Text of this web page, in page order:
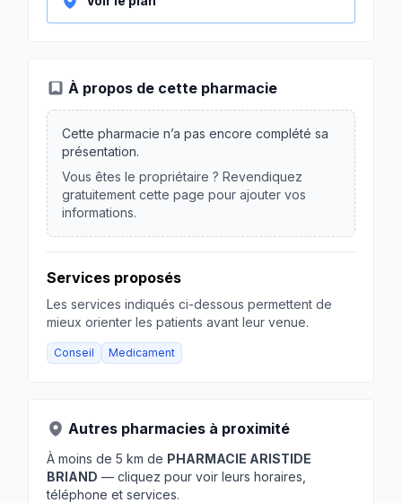
À propos de cette pharmacie
Cette pharmacie n’a pas encore complété sa
présentation.
Vous êtes le propriétaire ? Revendiquez
gratuitement cette page pour ajouter vos
informations.
Services proposés
Les services indiqués ci-dessous permettent de
mieux orienter les patients avant leur venue.
Conseil Medicament
Autres pharmacies à proximité
À moins de 5 km de PHARMACIE ARISTIDE
BRIAND — cliquez pour voir leurs horaires,
téléphone et services.